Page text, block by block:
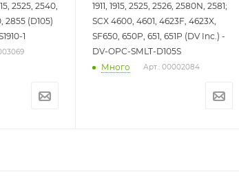
2525, 2540,
2855 (D105)
1
1911, 1915, 2525, 2526, 2580N, 2581;
SCX 4600, 4601, 4623F, 4623X,
SF650, 650P, 651, 651P (DV Inc.) -
DV-OPC-SMLT-D105S
Много
Арт.: 00002084